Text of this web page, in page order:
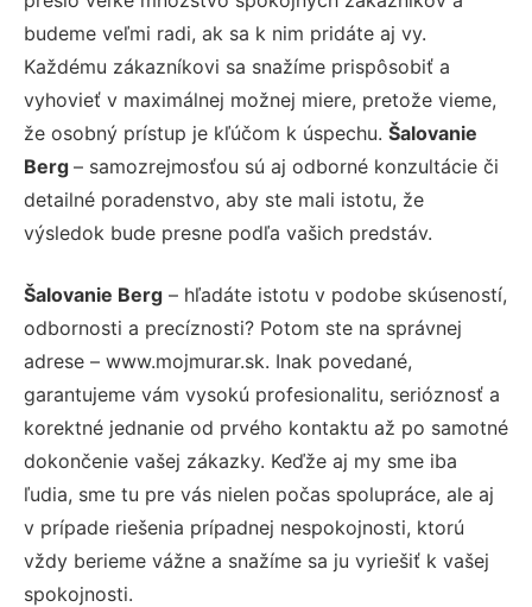
budeme veľmi radi, ak sa k nim pridáte aj vy.
Každému zákazníkovi sa snažíme prispôsobiť a
vyhovieť v maximálnej možnej miere, pretože vieme,
že osobný prístup je kľúčom k úspechu. Šalovanie
Berg – samozrejmosťou sú aj odborné konzultácie či
detailné poradenstvo, aby ste mali istotu, že
výsledok bude presne podľa vašich predstáv.
Šalovanie Berg – hľadáte istotu v podobe skúseností,
odbornosti a precíznosti? Potom ste na správnej
adrese – www.mojmurar.sk. Inak povedané,
garantujeme vám vysokú profesionalitu, serióznosť a
korektné jednanie od prvého kontaktu až po samotné
dokončenie vašej zákazky. Keďže aj my sme iba
ľudia, sme tu pre vás nielen počas spolupráce, ale aj
v prípade riešenia prípadnej nespokojnosti, ktorú
vždy berieme vážne a snažíme sa ju vyriešiť k vašej
spokojnosti.